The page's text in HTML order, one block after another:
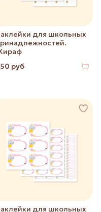
для школьных
руб
для школьных